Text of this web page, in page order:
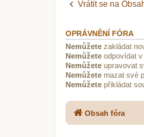
Vrátit se na
OPRÁVNĚNÍ FÓRA
Nemůžete zakládat
Nemůžete odpovídat
Nemůžete upravovat
Nemůžete mazat své
Nemůžete přikládat
Obsah fóra